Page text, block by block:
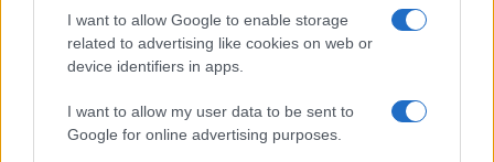
I want to allow Google to enable storage
related to advertising like cookies on web or
device identifiers in apps.
I want to allow my user data to be sent to
Google for online advertising purposes.